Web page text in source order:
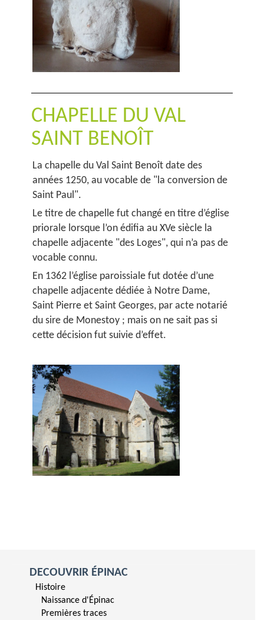
CHAPELLE DU VAL
SAINT BENOÎT
La chapelle du Val Saint Benoît date des
années 1250, au vocable de "la conversion de
Saint Paul".
Le titre de chapelle fut changé en titre d’église
priorale lorsque l’on édifia au XVe siècle la
chapelle adjacente "des Loges", qui n’a pas de
vocable connu.
En 1362 l’église paroissiale fut dotée d’une
chapelle adjacente dédiée à Notre Dame,
Saint Pierre et Saint Georges, par acte notarié
du sire de Monestoy ; mais on ne sait pas si
cette décision fut suivie d’effet.
DECOUVRIR ÉPINAC
Histoire
Naissance d'Épinac
Premières traces